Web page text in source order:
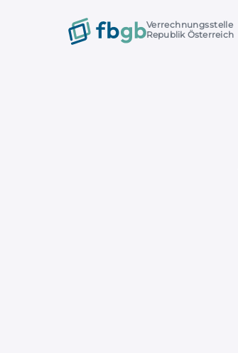
Verrechnungsstelle
Republik Österreich